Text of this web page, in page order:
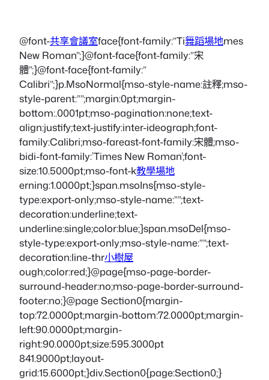
@font-共享會議室face{font-family:”Ti舞蹈場地mes
New Roman”;}@font-face{font-family:”宋
體”;}@font-face{font-family:”
Calibri”;}p.MsoNormal{mso-style-name:註釋;mso-
style-parent:””;margin:0pt;margin-
bottom:.0001pt;mso-pagination:none;text-
align:justify;text-justify:inter-ideograph;font-
family:Calibri;mso-fareast-font-family:宋體;mso-
bidi-font-family:’Times New Roman’;font-
size:10.5000pt;mso-font-k教學場地
erning:1.0000pt;}span.msoIns{mso-style-
type:export-only;mso-style-name:””;text-
decoration:underline;text-
underline:single;color:blue;}span.msoDel{mso-
style-type:export-only;mso-style-name:””;text-
decoration:line-thr小樹屋
ough;color:red;}@page{mso-page-border-
surround-header:no;mso-page-border-surround-
footer:no;}@page Section0{margin-
top:72.0000pt;margin-bottom:72.0000pt;margin-
left:90.0000pt;margin-
right:90.0000pt;size:595.3000pt
841.9000pt;layout-
grid:15.6000pt;}div.Section0{page:Section0;}